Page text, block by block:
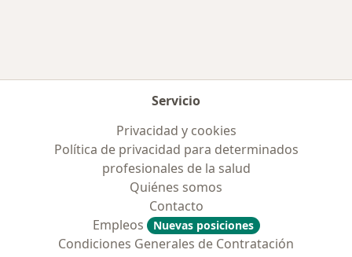
Servicio
Privacidad y cookies
Política de privacidad para determinados
profesionales de la salud
Quiénes somos
Contacto
Empleos
Nuevas posiciones
Condiciones Generales de Contratación